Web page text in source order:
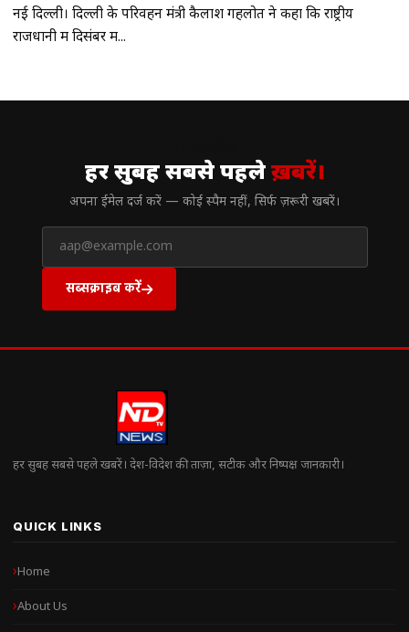
नई दिल्ली। दिल्ली के परिवहन मंत्री कैलाश गहलोत ने कहा कि राष्ट्रीय
राजधानी में दिसंबर में...
हर सुबह सबसे पहलेख़बरें।
अपना ईमेल दर्ज करें — कोई स्पैम नहीं, सिर्फ ज़रूरी खबरें।
सब्सक्राइब करें
हर सुबह सबसे पहले खबरें। देश-विदेश की ताज़ा, सटीक और निष्पक्ष जानकारी।
QUICK LINKS
Home
About Us